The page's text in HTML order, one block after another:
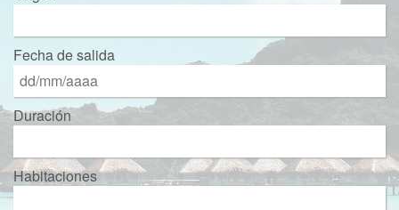
Fecha de salida
Duración
Habitaciones